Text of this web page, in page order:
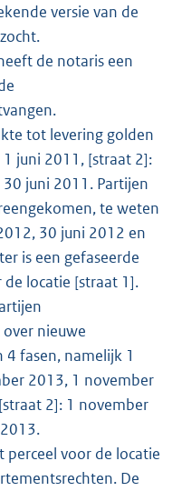
versie van de
de notaris een
tot levering golden
juni 2011, [straat 2]:
juni 2011. Partijen
te weten
30 juni 2012 en
is een gefaseerde
locatie [straat 1].
nieuwe
4 fasen, namelijk 1
2013, 1 november
2]: 1 november
voor de locatie
De